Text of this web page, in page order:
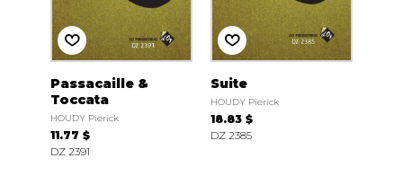
Passacaille &
Toccata
HOUDY Pierick
11.77 $
DZ 2391
Suite
HOUDY Pierick
18.83 $
DZ 2385